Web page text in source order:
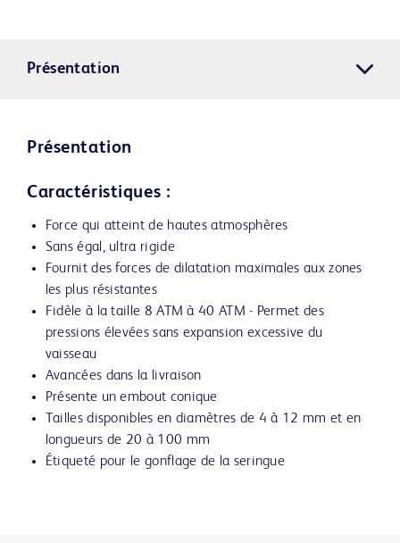
Présentation
Présentation
Caractéristiques :
Force qui atteint de hautes atmosphères
Sans égal, ultra rigide
Fournit des forces de dilatation maximales aux zones
les plus résistantes
Fidèle à la taille 8 ATM à 40 ATM - Permet des
pressions élevées sans expansion excessive du
vaisseau
Avancées dans la livraison
Présente un embout conique
Tailles disponibles en diamètres de 4 à 12 mm et en
longueurs de 20 à 100 mm
Étiqueté pour le gonflage de la seringue